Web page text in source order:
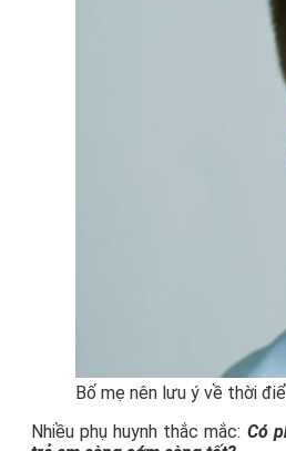
Bố mẹ nên lưu ý về thời
Nhiều phụ huynh thắc mắc: Có